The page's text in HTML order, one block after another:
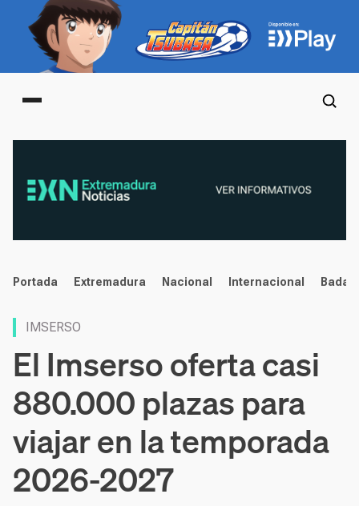
Main menu
noticias
Portada Extremadura Nacional Internacional
IMSERSO
El Imserso oferta casi
880.000 plazas para
viajar en la temporada
2026-2027